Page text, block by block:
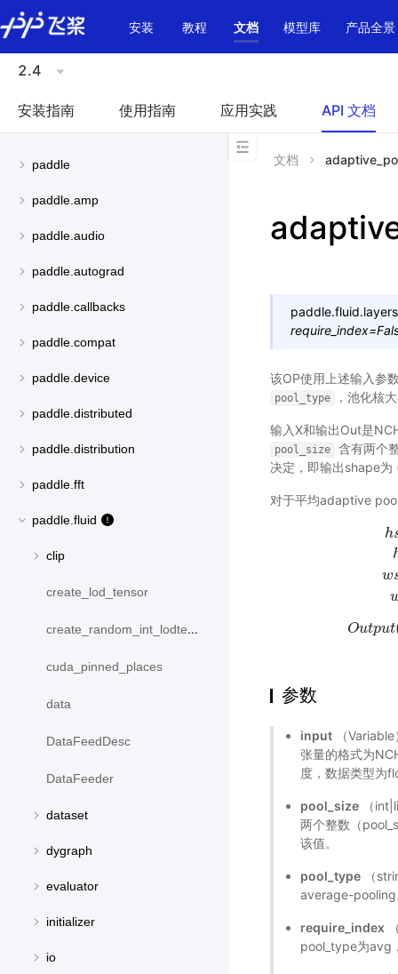
\u200E
安装
教程 文档 模型库 产品全景
2.4
安装指南 使用指南 应用实践 API 文档
paddle
paddle.amp
paddle.audio
paddle.autograd
paddle.callbacks
paddle.compat
paddle.device
paddle.distributed
paddle.distribution
paddle.fft
paddle.fluid
clip
create_lod_tensor
create_random_int_lodtensor
cuda_pinned_places
data
DataFeedDesc
DataFeeder
dataset
dygraph
evaluator
initializer
io
文档
require_index=
该OP使用上述输入参
pool_type ，池化核
输入X和输出Out是
pool_size
含有两个
决定，即输出shape为
对于平均adaptive
h
w
Output
参数
input （
张量的格式为
度，数据类型为
pool_size （
两个整数（
该值。
pool_type （
average-
require_index
pool_type为avg